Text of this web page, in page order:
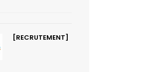
[RECRUTEMENT]